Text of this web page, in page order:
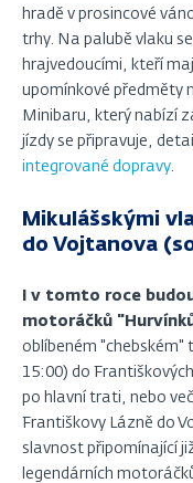
hradě v prosincové
trhy. Na palubě vlaku
hrajvedoucími, kteří
upomínkové předměty
Minibaru, který nabízí
jízdy se připravuje,
integrované dopravy.
Mikulášskými
do Vojtanova
I v tomto roce
motoráčků
oblíbeném "chebském"
15:00) do
po hlavní trati, nebo
Františkovy Lázně do
slavnost připomínající
legendárních